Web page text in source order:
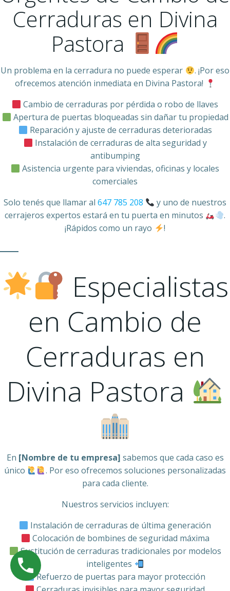
Cerraduras en Divina
Pastora
Un problema en la cerradura no puede esperar
. ¡Por eso
ofrecemos atención inmediata en Divina Pastora!
Cambio de cerraduras por pérdida o robo de llaves
Apertura de puertas bloqueadas sin dañar tu propiedad
Reparación y ajuste de cerraduras deterioradas
Instalación de cerraduras de alta seguridad y
antibumping
Asistencia urgente para viviendas, oficinas y locales
comerciales
Solo tenés que llamar al 647 785 208
y uno de nuestros
cerrajeros expertos estará en tu puerta en minutos
.
¡Rápidos como un rayo
!
Especialistas
en Cambio de
Cerraduras en
Divina Pastora
En [Nombre de tu empresa] sabemos que cada caso es
único
. Por eso ofrecemos soluciones personalizadas
para cada cliente.
Nuestros servicios incluyen:
Instalación de cerraduras de última generación
Colocación de bombines de seguridad máxima
Sustitución de cerraduras tradicionales por modelos
inteligentes
Refuerzo de puertas para mayor protección